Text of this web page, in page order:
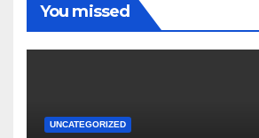
You missed
UNCATEGORIZED